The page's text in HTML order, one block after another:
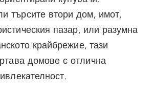
търсите втори дом, имот,
пазар, или разумна
крайбрежие, тази
домове с отлична